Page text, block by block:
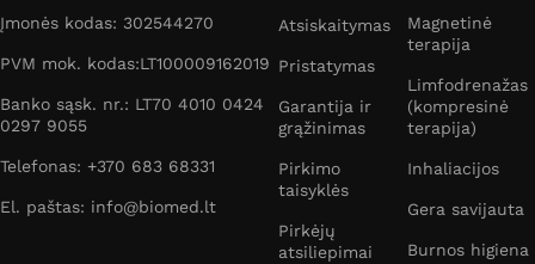
Įmonės kodas: 302544270
PVM mok. kodas:LT100009162019
Banko sąsk. nr.: LT70 4010 0424
0297 9055
Telefonas: +370 683 68331
El. paštas: info@biomed.lt
Atsiskaitymas
Pristatymas
Garantija ir
grąžinimas
Pirkimo
taisyklės
Pirkėjų
atsiliepimai
Magnetinė
terapija
Limfodrenažas
(kompresinė
terapija)
Inhaliacijos
Gera savijauta
Burnos higiena